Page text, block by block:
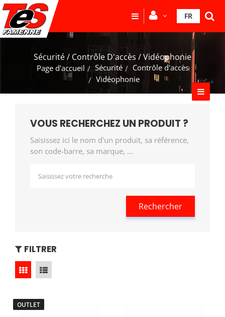
FR
Sécurité / Contrôle D'accès / Vidéophonie
Page d'accueil Sécurité
Contrôle d'accès
Vidéophonie
VOUS RECHERCHEZ UN PRODUIT ?
Saisissez ici le nom d'un produit, sa référence,
son code-barre, sa marque, ...
Rechercher
FILTRER
OUTLET